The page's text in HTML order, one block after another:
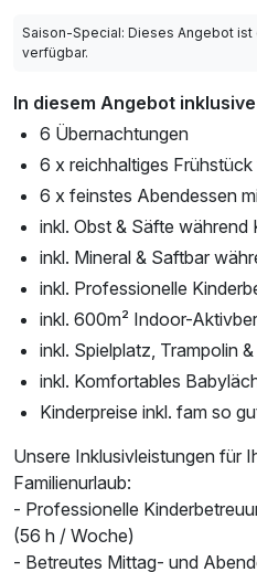
Saison-Special: Dieses Angebot ist
verfügbar.
In diesem Angebot inklusive
6 Übernachtungen
6 x reichhaltiges
6 x feinstes Abendessen
inkl. Obst & Säfte während
inkl. Mineral & Saftbar
inkl. Professionelle
inkl. 600m² Indoor-
inkl. Spielplatz, Trampolin
inkl. Komfortables
Kinderpreise inkl. fam so
Unsere Inklusivleistungen für
Familienurlaub:
- Professionelle
(56 h / Woche)
- Betreutes Mittag- und